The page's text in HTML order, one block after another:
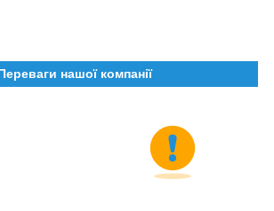
нашої компанії